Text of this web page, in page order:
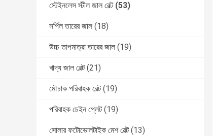
স্টেইনলেস স্টীল জাল বেল্ট (53)
সর্পিল তারের জাল (18)
উচ্চ তাপমাত্রা তারের জাল (19)
খাদ্য জাল বেল্ট (21)
মৌচাক পরিবাহক বেল্ট (19)
পরিবাহক চেইন প্লেট (19)
সোলার ফটোভোলটাইক মেশ বেল্ট (13)